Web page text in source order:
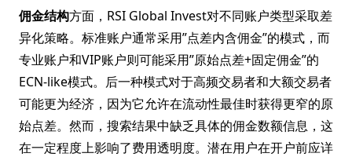
佣金结构方面，RSI Global Invest对不同账户类型采取差
异化策略。标准账户通常采用”点差内含佣金”的模式，而
专业账户和VIP账户则可能采用”原始点差+固定佣金”的
ECN-like模式。后一种模式对于高频交易者和大额交易者
可能更为经济，因为它允许在流动性最佳时获得更窄的原
始点差。然而，搜索结果中缺乏具体的佣金数额信息，这
在一定程度上影响了费用透明度。潜在用户在开户前应详